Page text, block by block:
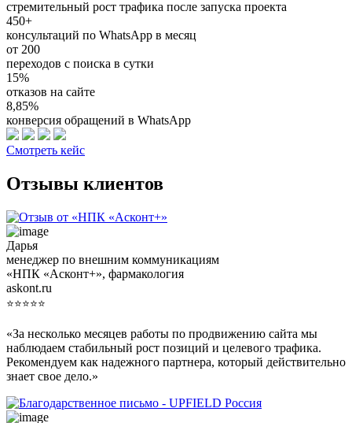
стремительный рост трафика после запуска проекта
450+
консультаций по WhatsApp в месяц
от 200
переходов с поиска в сутки
15%
отказов на сайте
8,85%
конверсия обращений в WhatsApp
Смотреть кейс
Отзывы клиентов
Дарья
менеджер по внешним коммуникациям
«НПК «Асконт+», фармакология
askont.ru
⭐⭐⭐⭐⭐
«За несколько месяцев работы по продвижению сайта мы
наблюдаем стабильный рост позиций и целевого трафика.
Рекомендуем как надежного партнера, который действительно
знает свое дело.»